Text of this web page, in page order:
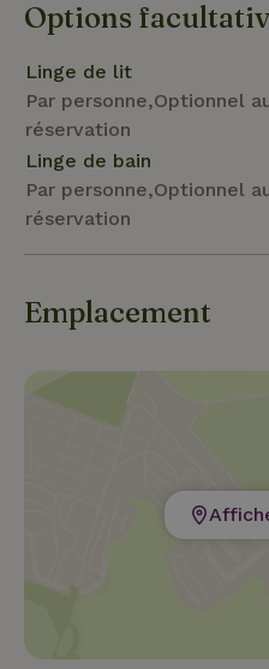
Options
Linge de lit
Par personne,Optionnel
réservation
Linge de bain
Par personne,Optionnel
réservation
Emplacement